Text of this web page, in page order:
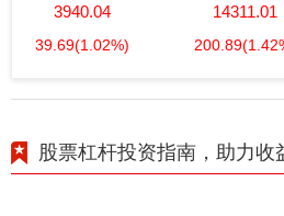
3940.04
39.69(1.02%)
14311.01
200.89
股票杠杆投资指南，助力收